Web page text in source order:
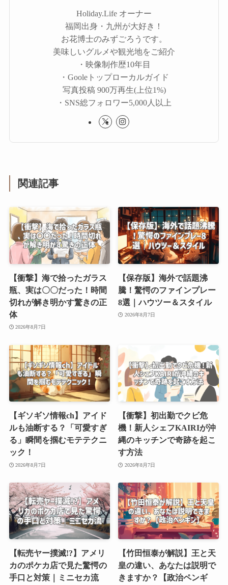
Holiday.Life オーナー
福岡出身・九州が大好き！
お花博士のみずごろうです。
美味しいグルメや観光地をご紹介
・映像制作歴10年目
・Gooleトップローカルガイド
写真投稿 900万再生(上位1%)
・SNS総フォロワー5,000人以上
関連記事
【衝撃】海で拾ったガラス
瓶、実は〇〇だった！時間
切れが解き明かす驚きの正
体
2026年8月7日
【保存版】海外で話題沸
騰！驚愕のファインプレー
8選｜ハウツー＆スタイル
2026年8月7日
【ギソギソ情報ch】アイド
ルも油断する？「可愛すぎ
る」瞬間を掴むモテテクニ
ック！
2026年8月7日
【衝撃】初出勤でクビ危
機！新人シェフKAIRIが沖
縄のキッチンで奇跡を起こ
す方法
2026年8月7日
【転売ヤー撲滅!?】アメリ
カのポケカ店で見た驚愕の
手口と対策｜ミニセカ流
【竹田恒泰が解説】王と天
皇の違い、あなたは説明で
きますか？【政治ペンギ